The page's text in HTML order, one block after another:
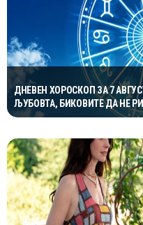
ДНЕВЕН ХОРОСКОП ЗА 7
ЉУБОВТА, БИКОВИТЕ ДА НЕ